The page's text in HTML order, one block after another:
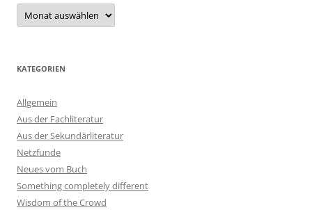
Archiv
KATEGORIEN
Allgemein
Aus der Fachliteratur
Aus der Sekundärliteratur
Netzfunde
Neues vom Buch
Something completely different
Wisdom of the Crowd